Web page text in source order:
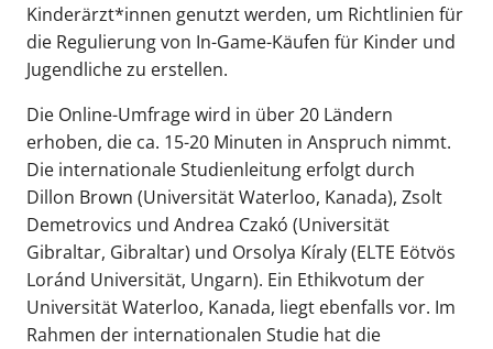
Kinderärzt*innen genutzt werden, um Richtlinien für
die Regulierung von In-Game-Käufen für Kinder und
Jugendliche zu erstellen.
Die Online-Umfrage wird in über 20 Ländern
erhoben, die ca. 15-20 Minuten in Anspruch nimmt.
Die internationale Studienleitung erfolgt durch
Dillon Brown (Universität Waterloo, Kanada), Zsolt
Demetrovics und Andrea Czakó (Universität
Gibraltar, Gibraltar) und Orsolya Kíraly (ELTE Eötvös
Loránd Universität, Ungarn). Ein Ethikvotum der
Universität Waterloo, Kanada, liegt ebenfalls vor. Im
Rahmen der internationalen Studie hat die